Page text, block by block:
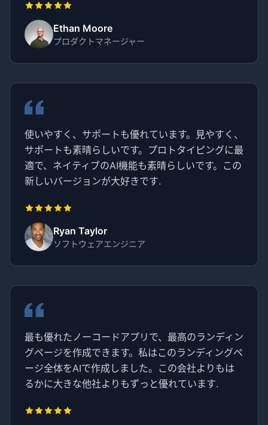
Ethan Moore
プロダクトマネージャー
使いやすく、サポートも優れています。見やすく、
サポートも素晴らしいです。プロトタイピングに最
適で、ネイティブのAI機能も素晴らしいです。この
新しいバージョンが大好きです.
Ryan Taylor
ソフトウェアエンジニア
最も優れたノーコードアプリで、最高のランディン
グページを作成できます。私はこのランディングペ
ージ全体をAIで作成しました。この会社よりもは
るかに大きな他社よりもずっと優れています.